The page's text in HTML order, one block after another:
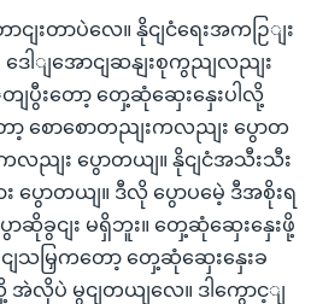
းတာပဲလေ။ နိုငျငံရေးအကဉြျး
ေါျအောငျဆနျးစုကွညျလညျး
ပွီးတော့ တှေ့ဆုံဆှေးနှေးပါလို့
စောစောတညျးကလညျး ပွောတ
ျး ပွောတယျ။ နိုငျငံအသီးသီး
ပွောတယျ။ ဒီလို ပွောပမေဲ့ ဒီအစိုးရ
ောဆိုခွငျး မရှိဘူး။ တှေ့ဆုံဆှေးနှေးဖို့
သမြှကတော့ တှေ့ဆုံဆှေးနှေးခ
အဲလိုပဲ မွငျတယျလေ။ ဒါကွောင့ျ